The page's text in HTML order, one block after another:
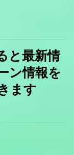
と最新情
ン情報を
ます